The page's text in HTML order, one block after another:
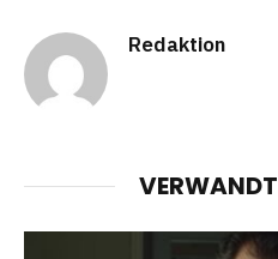
Redaktion
VERWANDT